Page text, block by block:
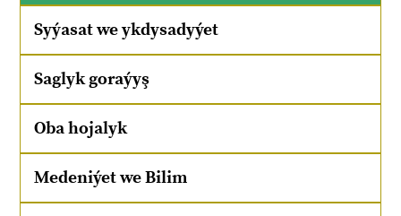
Syýasat we ykdysadyýet
Saglyk goraýyş
Oba hojalyk
Medeniýet we Bilim